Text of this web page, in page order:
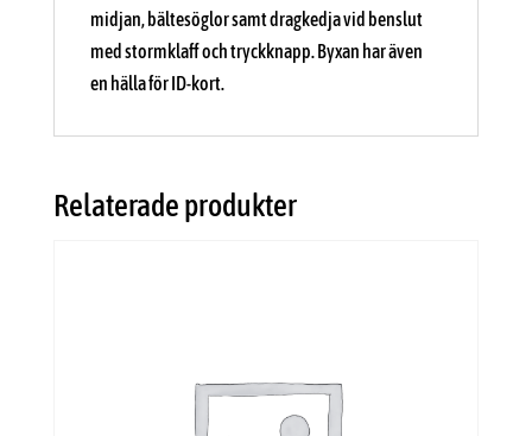
midjan, bältesöglor samt dragkedja vid benslut
med stormklaff och tryckknapp. Byxan har även
en hälla för ID-kort.
Relaterade produkter